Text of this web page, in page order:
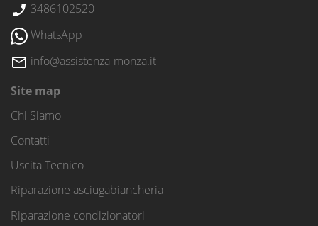
3486102520
WhatsApp
info@assistenza-monza.it
Site map
Chi Siamo
Contatti
Uscita Tecnico
Riparazione asciugabiancheria
Riparazione condizionatori